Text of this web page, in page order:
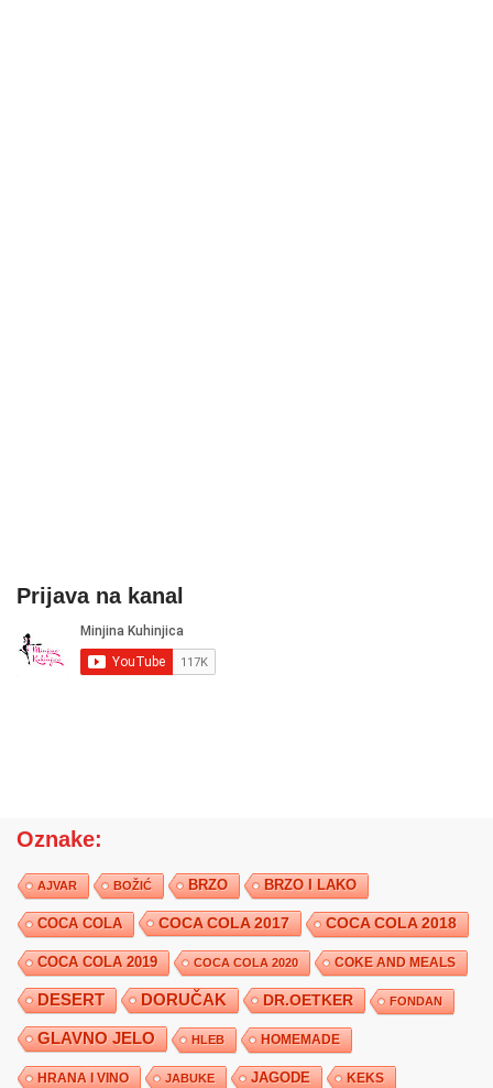
Prijava na kanal
Oznake:
AJVAR BOŽIĆ BRZO BRZO I LAKO
COCA COLA COCA COLA 2017 COCA COLA 2018
COCA COLA 2019 COCA COLA 2020 COKE AND MEALS
DESERT DORUČAK DR.OETKER FONDAN
GLAVNO JELO HLEB HOMEMADE
HRANA I VINO JABUKE JAGODE KEKS